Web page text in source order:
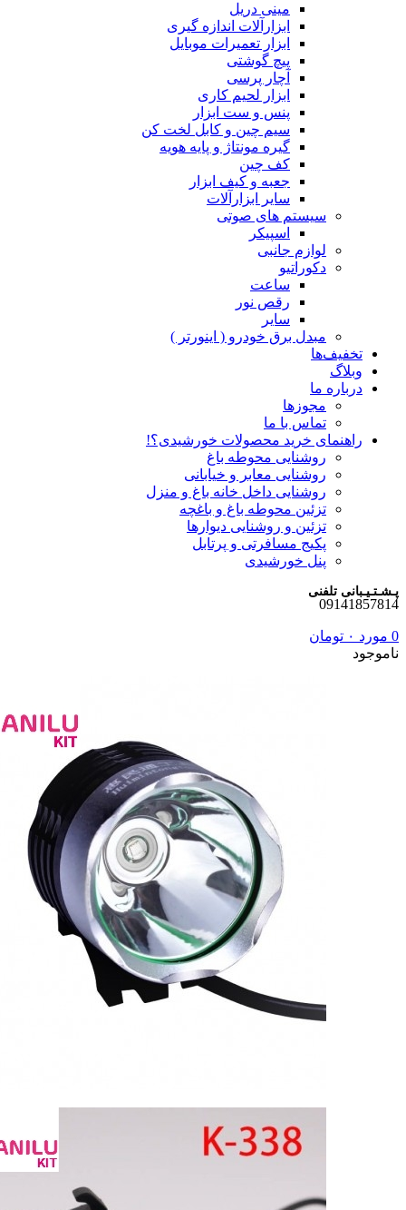
مینی دریل
ابزارآلات اندازه گیری
ابزار تعمیرات موبایل
پیچ گوشتی
آچار پرسی
ابزار لحیم کاری
پنس و ست ابزار
سیم چین و کابل لخت کن
گیره مونتاژ و پایه هویه
کف چین
جعبه و کیف ابزار
سایر ابزارآلات
سیستم های صوتی
اسپیکر
لوازم جانبی
دکوراتیو
ساعت
رقص نور
سایر
مبدل برق خودرو ( اینورتر )
تخفیف‌ها
وبلاگ
درباره ما
مجوزها
تماس با ما
راهنمای خرید محصولات خورشیدی؟!
روشنایی محوطه باغ
روشنایی معابر و خیابانی
روشنایی داخل خانه باغ و منزل
تزئین محوطه باغ و باغچه
تزئین و روشنایی دیوارها
پکیج مسافرتی و پرتابل
پنل خورشیدی
پـشـتـیـبانی تلفنی
09141857814
0 مورد ۰ تومان
ناموجود